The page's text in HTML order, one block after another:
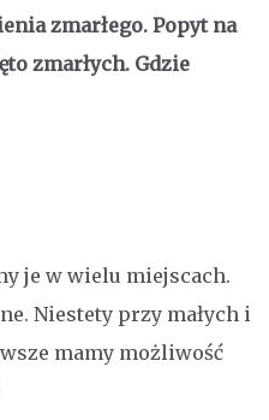
zmarłego. Popyt na
zmarłych. Gdzie
je w wielu miejscach.
Niestety przy małych i
mamy możliwość